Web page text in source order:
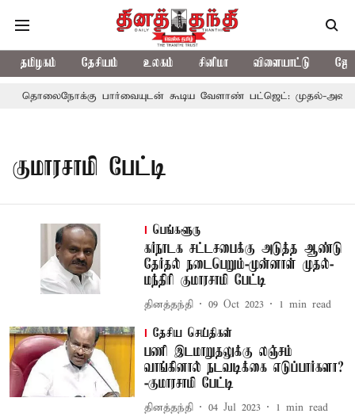
தமிழகம் தேசியம் உலகம் சினிமா விளையாட்டு
தொலைநோக்கு பார்வையுடன் கூடிய வேளாண் பட்ஜெட்: முதல்-
குமாரசாமி பேட்டி
பெங்களூரு
கர்நாடக சட்டசபைக்கு அடுத்த ஆண்டு
தேர்தல் நடைபெறும்-முன்னாள் முதல்-
மந்திரி குமாரசாமி பேட்டி
தினத்தந்தி 09 Oct 2023 1 min read
தேசிய செய்திகள்
பணி இடமாறுதலுக்கு லஞ்சம்
வாங்கினால் நடவடிக்கை எடுப்பார்களா?
-குமாரசாமி பேட்டி
தினத்தந்தி 04 Jul 2023 1 min read